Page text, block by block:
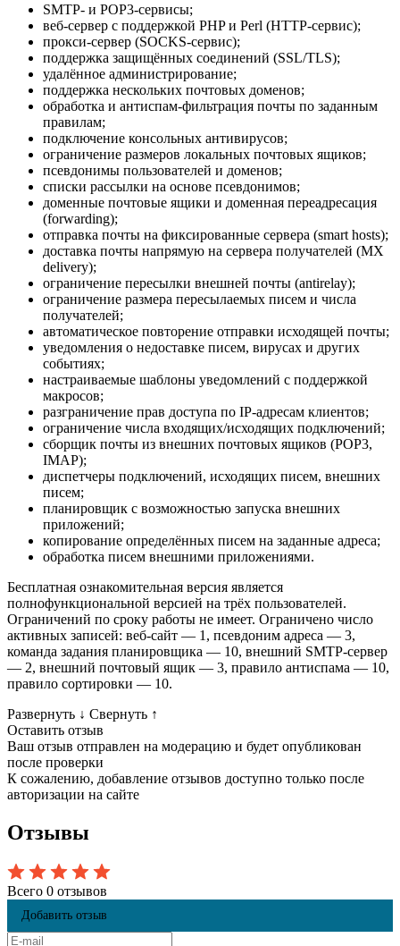
SMTP- и POP3-сервисы;
веб-сервер с поддержкой PHP и Perl (HTTP-сервис);
прокси-сервер (SOCKS-сервис);
поддержка защищённых соединений (SSL/TLS);
удалённое администрирование;
поддержка нескольких почтовых доменов;
обработка и антиспам-фильтрация почты по заданным
правилам;
подключение консольных антивирусов;
ограничение размеров локальных почтовых ящиков;
псевдонимы пользователей и доменов;
списки рассылки на основе псевдонимов;
доменные почтовые ящики и доменная переадресация
(forwarding);
отправка почты на фиксированные сервера (smart hosts);
доставка почты напрямую на сервера получателей (MX
delivery);
ограничение пересылки внешней почты (antirelay);
ограничение размера пересылаемых писем и числа
получателей;
автоматическое повторение отправки исходящей почты;
уведомления о недоставке писем, вирусах и других
событиях;
настраиваемые шаблоны уведомлений с поддержкой
макросов;
разграничение прав доступа по IP-адресам клиентов;
ограничение числа входящих/исходящих подключений;
сборщик почты из внешних почтовых ящиков (POP3,
IMAP);
диспетчеры подключений, исходящих писем, внешних
писем;
планировщик с возможностью запуска внешних
приложений;
копирование определённых писем на заданные адреса;
обработка писем внешними приложениями.
Бесплатная ознакомительная версия является
полнофункциональной версией на трёх пользователей.
Ограничений по сроку работы не имеет. Ограничено число
активных записей: веб-сайт — 1, псевдоним адреса — 3,
команда задания планировщика — 10, внешний SMTP-сервер
— 2, внешний почтовый ящик — 3, правило антиспама — 10,
правило сортировки — 10.
Развернуть ↓ Свернуть ↑
Оставить отзыв
Ваш отзыв отправлен на модерацию и будет опубликован
после проверки
К сожалению, добавление отзывов доступно только после
авторизации на сайте
Отзывы
Всего 0 отзывов
Добавить отзыв